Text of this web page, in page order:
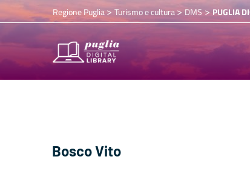
Regione Puglia> Turismo e cultura>DMS > PUGLIA
Bosco Vito